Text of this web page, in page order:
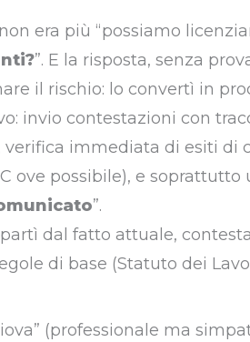
era più “possiamo
”. E la risposta, senza
il rischio: lo convertì in
invio contestazioni con
verifica immediata di esiti di
ove possibile), e
”.
dal fatto attuale,
di base (Statuto dei
(professionale ma